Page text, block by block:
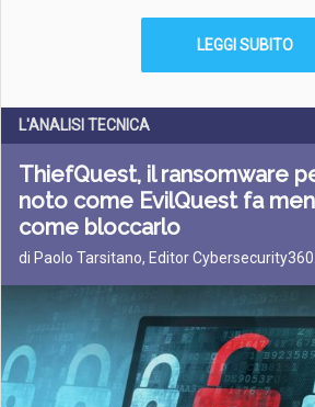
LEGGI SUBITO
L'ANALISI TECNICA
ThiefQuest, il ransomware
noto come EvilQuest fa
come bloccarlo
di Paolo Tarsitano, Editor